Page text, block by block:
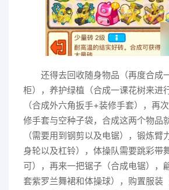
还得去回收随身物品（再度合成
柜），养护绿植（合成一课花树来进
（合成外六角扳手+装修手套），再
修手套与空种子袋，合成这两个物品
（需要用到钢剪以及电锯），锻炼臂
身轮以及杠铃），体操队需要跳彩带
可），再来一把锯子（合成电锯），
套紫罗兰舞裙和体操球），购置服装